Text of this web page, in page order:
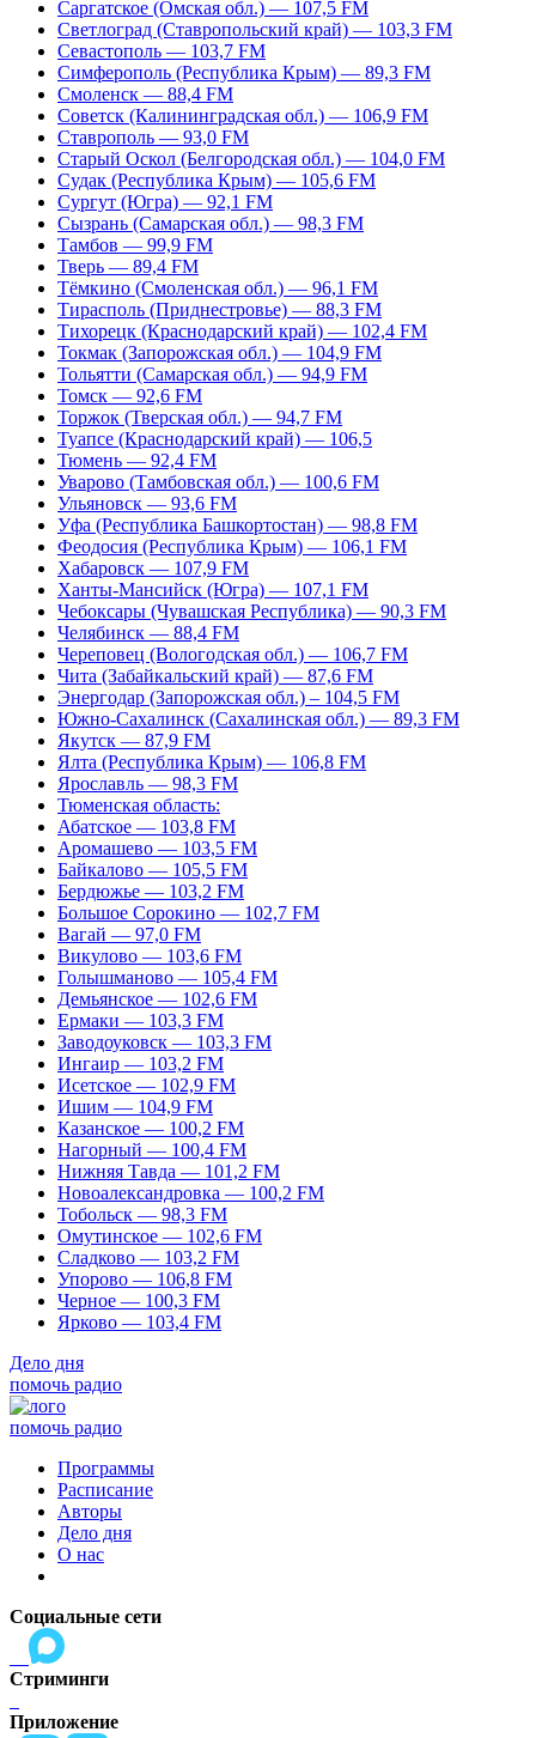
Саргатское (Омская обл.) — 107,5 FM
Светлоград (Ставропольский край) — 103,3 FM
Севастополь — 103,7 FM
Симферополь (Республика Крым) — 89,3 FM
Смоленск — 88,4 FM
Советск (Калининградская обл.) — 106,9 FM
Ставрополь — 93,0 FM
Старый Оскол (Белгородская обл.) — 104,0 FM
Судак (Республика Крым) — 105,6 FM
Сургут (Югра) — 92,1 FM
Сызрань (Самарская обл.) — 98,3 FM
Тамбов — 99,9 FM
Тверь — 89,4 FM
Тёмкино (Смоленская обл.) — 96,1 FM
Тирасполь (Приднестровье) — 88,3 FM
Тихорецк (Краснодарский край) — 102,4 FM
Токмак (Запорожская обл.) — 104,9 FM
Тольятти (Самарская обл.) — 94,9 FM
Томск — 92,6 FM
Торжок (Тверская обл.) — 94,7 FM
Туапсе (Краснодарский край) — 106,5
Тюмень — 92,4 FM
Уварово (Тамбовская обл.) — 100,6 FM
Ульяновск — 93,6 FM
Уфа (Республика Башкортостан) — 98,8 FM
Феодосия (Республика Крым) — 106,1 FM
Хабаровск — 107,9 FM
Ханты-Мансийск (Югра) — 107,1 FM
Чебоксары (Чувашская Республика) — 90,3 FM
Челябинск — 88,4 FM
Череповец (Вологодская обл.) — 106,7 FM
Чита (Забайкальский край) — 87,6 FM
Энергодар (Запорожская обл.) – 104,5 FM
Южно-Сахалинск (Сахалинская обл.) — 89,3 FM
Якутск — 87,9 FM
Ялта (Республика Крым) — 106,8 FM
Ярославль — 98,3 FM
Тюменская область:
Абатское — 103,8 FM
Аромашево — 103,5 FM
Байкалово — 105,5 FM
Бердюжье — 103,2 FM
Большое Сорокино — 102,7 FM
Вагай — 97,0 FM
Викулово — 103,6 FM
Голышманово — 105,4 FM
Демьянское — 102,6 FM
Ермаки — 103,3 FM
Заводоуковск — 103,3 FM
Ингаир — 103,2 FM
Исетское — 102,9 FM
Ишим — 104,9 FM
Казанское — 100,2 FM
Нагорный — 100,4 FM
Нижняя Тавда — 101,2 FM
Новоалександровка — 100,2 FM
Тобольск — 98,3 FM
Омутинское — 102,6 FM
Сладково — 103,2 FM
Упорово — 106,8 FM
Черное — 100,3 FM
Ярково — 103,4 FM
Дело дня
помочь радио
помочь радио
Программы
Расписание
Авторы
Дело дня
О нас
Социальные сети
Стриминги
Приложение